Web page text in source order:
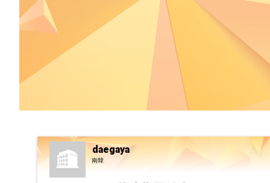
daegaya
南韓